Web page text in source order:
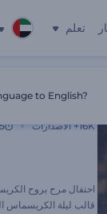
تعلم
16K+ الاصدارات
احتفال مرح بروح
قالب ليلة الكريسماس
to English?